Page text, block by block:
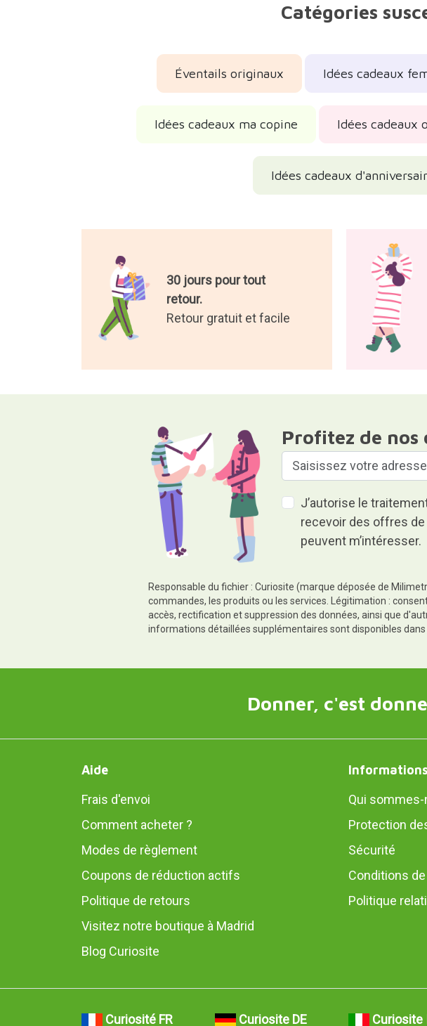
Catégories
Éventails originaux Idées cadeaux
Idées cadeaux ma copine Idées cadeaux
Idées cadeaux
30 jours pour tout
retour.
Retour gratuit et facile
Profitez de nos
J’autorise le
recevoir des offres
peuvent m’intéresser.
Responsable du fichier : Curiosite (marque déposée de
commandes, les produits ou les services. Légitimation :
accès, rectification et suppression des données, ainsi que
informations détaillées supplémentaires sont disponibles
Donner, c'est
Aide
Frais d'envoi
Comment acheter ?
Modes de règlement
Coupons de réduction actifs
Politique de retours
Visitez notre boutique à Madrid
Blog Curiosite
Qui sommes-
Protection
Sécurité
Conditions
Politique
Curiosité FR Curiosite DE Curiosite